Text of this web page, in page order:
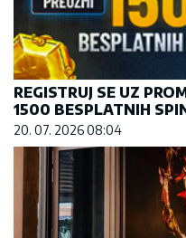
REGISTRUJ SE UZ
1500 BESPLATNIH
20. 07. 2026 08:04